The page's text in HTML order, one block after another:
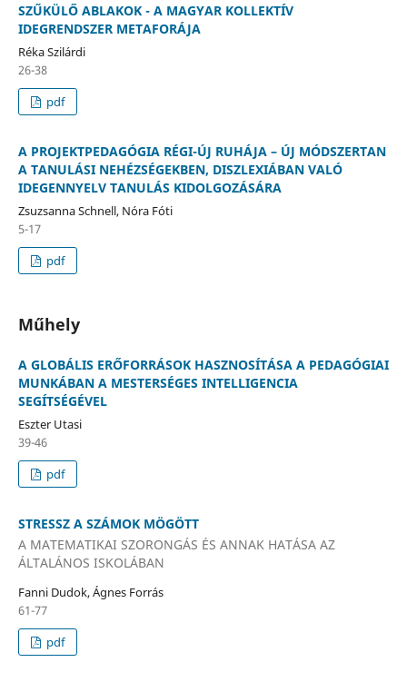
SZŰKÜLŐ ABLAKOK - A MAGYAR KOLLEKTÍV
IDEGRENDSZER METAFORÁJA
Réka Szilárdi
26-38
pdf
A PROJEKTPEDAGÓGIA RÉGI-ÚJ RUHÁJA – ÚJ MÓDSZERTAN
A TANULÁSI NEHÉZSÉGEKBEN, DISZLEXIÁBAN VALÓ
IDEGENNYELV TANULÁS KIDOLGOZÁSÁRA
Zsuzsanna Schnell, Nóra Fóti
5-17
pdf
Műhely
A GLOBÁLIS ERŐFORRÁSOK HASZNOSÍTÁSA A PEDAGÓGIAI
MUNKÁBAN A MESTERSÉGES INTELLIGENCIA
SEGÍTSÉGÉVEL
Eszter Utasi
39-46
pdf
STRESSZ A SZÁMOK MÖGÖTT
A MATEMATIKAI SZORONGÁS ÉS ANNAK HATÁSA AZ
ÁLTALÁNOS ISKOLÁBAN
Fanni Dudok, Ágnes Forrás
61-77
pdf